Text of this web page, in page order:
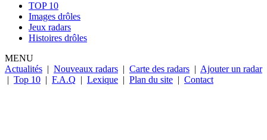
TOP 10
Images drôles
Jeux radars
Histoires drôles
MENU
Actualités | Nouveaux radars | Carte des radars | Ajouter un radar
| Top 10 | F.A.Q | Lexique | Plan du site | Contact